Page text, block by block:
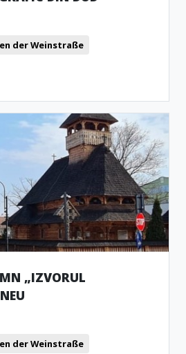
der Weinstraße
„IZVORUL
der Weinstraße